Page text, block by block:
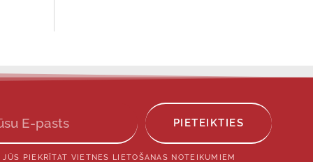
PIETEIKTIES
PIEKRĪTAT VIETNES LIETOŠANAS NOTEIKUMIEM